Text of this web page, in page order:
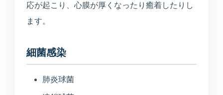
応が起こり、心膜が厚くなったり癒着したりし
ます。
細菌感染
肺炎球菌